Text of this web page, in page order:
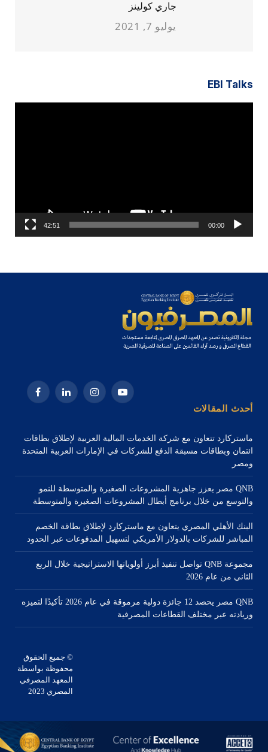
جاري كولينز
يوليو 7, 2021
EBI Talks
00:00
42:51
يوتيوب الانستغراملينكدإن فيسبوك
أحدث المقالات
ماستركارد تتعاون مع شركة الخدمات المالية العربية لإطلاق بطاقات
ائتمان وبطاقات مسبقة الدفع للشركات في الإمارات العربية المتحدة
ومصر
QNB مصر يعزز جاهزية المشروعات الصغيرة والمتوسطة للنمو
والتوسع من خلال برنامج أبطال المشروعات الصغيرة والمتوسطة
البنك الأهلي المصري يتعاون مع ماستركارد لإطلاق بطاقة الخصم
المباشر للشركات بالدولار الأمريكي لتسهيل المدفوعات عبر الحدود
مجموعة QNB تواصل تنفيذ أبرز أولوياتها الاستراتيجية خلال الربع
الثاني من عام 2026
QNB مصر يحصد 12 جائزة دولية مرموقة في عام 2026 تأكيدًا لتميزه
وريادته عبر مختلف القطاعات المصرفية
© جميع الحقوق
محفوظة بواسطة
المعهد المصرفي
المصري 2023